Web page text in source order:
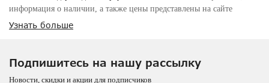
информация о наличии, а также цены представлены на сайте
neopoliscasa.ru
Узнать больше
Подпишитесь на нашу рассылку
Новости, скидки и акции для подписчиков